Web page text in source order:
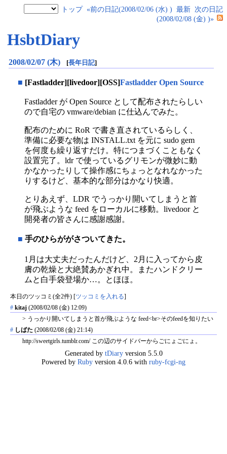
トップ «前の日記(2008/02/06 (水) ) 最新 次の日記
(2008/02/08 (金) )»
HsbtDiary
2008/02/07 (木) [長年日記]
■ [Fastladder][livedoor][OSS]Fastladder Open Source
Fastladder が Open Source として配布されたらしい
ので自宅の vmware/debian に仕込んでみた。
配布のために RoR で書き直されているらしく、
準備に必要な物は INSTALL.txt を元に sudo gem
を何度も繰り返すだけ。特につまづくこともなく
設置完了。ldr で使っているグリモンが微妙に動
かなかったりして操作感にちょっとなれなかった
りするけど、基本的な部分はかなり快適。
とりあえず、LDR でうっかり開いてしまうと首
が飛ぶような feed をローカルに移動。livedoor と
開発者の皆さんに感謝感謝。
■ 手のひらががさついてきた。
1月は大丈夫だったんだけど、2月に入ってから皮
膚の乾燥と大絶賛あかぎれ中。またハンドクリー
ムと白手袋登場か…。とほほ。
本日のツッコミ(全2件) [ ツッコミを入れる
# kitaj (2008/02/08 (金) 12:09)
> うっかり開いてしまうと首が飛ぶような feed<br>そのfeedを知りたい
# しばた (2008/02/08 (金) 21:14)
http://sweetgirls.tumblr.com/ この辺のサイドバーからごにょごにょ。
Generated by tDiaryversion 5.5.0
Powered by Ruby version 4.0.6 with ruby-fcgi-ng